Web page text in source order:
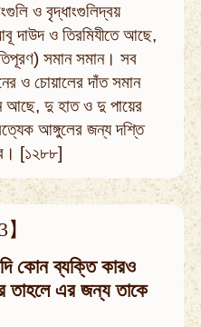
ও বৃদ্ধাংগুলিদ্বয়
ও তিরমিযীতে আছে,
সমান সমান। সব
ও চোয়ালের দাঁত সমান
আছে, দু হাত ও দু পায়ের
আঙ্গুলের জন্য দশ্তি
[১২৮৮]
】
কোন ব্যক্তি কারও
তাহলে এর জন্য তাকে